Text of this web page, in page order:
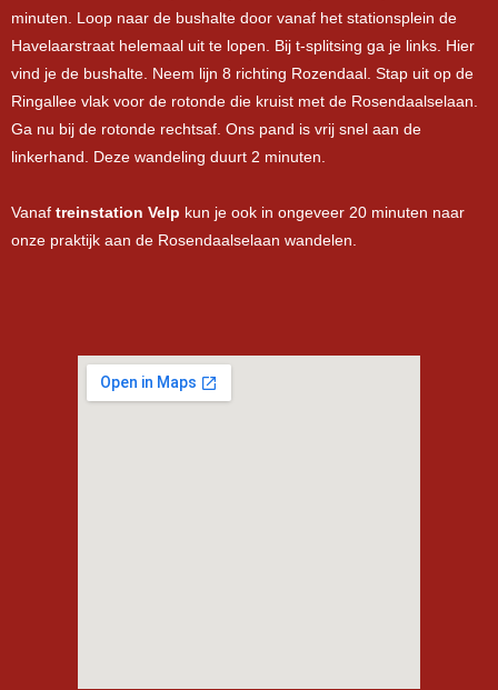
minuten. Loop naar de bushalte door vanaf het stationsplein de
Havelaarstraat helemaal uit te lopen. Bij t-splitsing ga je links. Hier
vind je de bushalte. Neem lijn 8 richting Rozendaal. Stap uit op de
Ringallee vlak voor de rotonde die kruist met de Rosendaalselaan.
Ga nu bij de rotonde rechtsaf. Ons pand is vrij snel aan de
linkerhand. Deze wandeling duurt 2 minuten.
Vanaf treinstation Velp kun je ook in ongeveer 20 minuten naar
onze praktijk aan de Rosendaalselaan wandelen.